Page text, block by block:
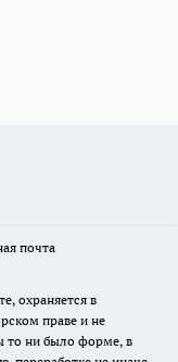
почта
охраняется в
праве и не
то ни было форме, в